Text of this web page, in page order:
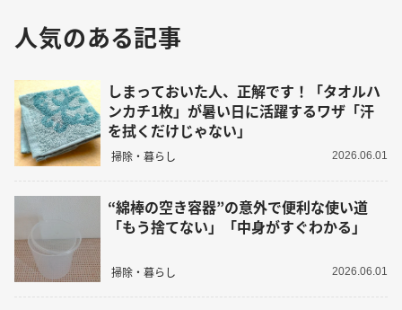
人気のある記事
しまっておいた人、正解です！「タオルハ
ンカチ1枚」が暑い日に活躍するワザ「汗
を拭くだけじゃない」
掃除・暮らし 2026.06.01
“綿棒の空き容器”の意外で便利な使い道
「もう捨てない」「中身がすぐわかる」
掃除・暮らし 2026.06.01